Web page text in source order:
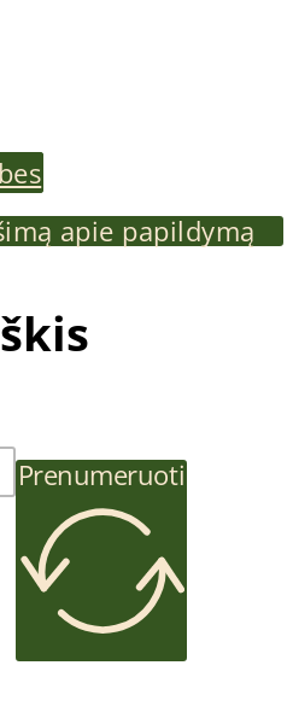
product
multiple
The
options
may
be
apie papildymą
Prenumeruoti